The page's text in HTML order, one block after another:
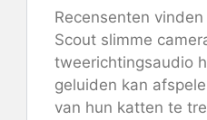
Recensenten
Scout slimme
tweerichtingsaudio
geluiden kan
van hun katten te